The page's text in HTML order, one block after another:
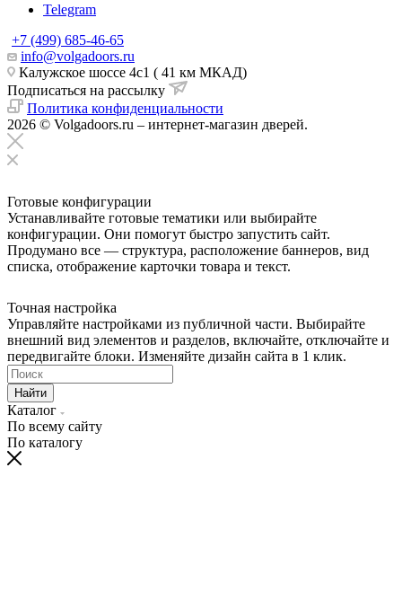
Telegram
+7 (499) 685-46-65
info@volgadoors.ru
Калужское шоссе 4с1 ( 41 км МКАД)
Подписаться на рассылку
Политика конфиденциальности
2026 © Volgadoors.ru – интернет-магазин дверей.
Готовые конфигурации
Устанавливайте готовые тематики или выбирайте
конфигурации. Они помогут быстро запустить сайт.
Продумано все — структура, расположение баннеров, вид
списка, отображение карточки товара и текст.
Точная настройка
Управляйте настройками из публичной части. Выбирайте
внешний вид элементов и разделов, включайте, отключайте и
передвигайте блоки. Изменяйте дизайн сайта в 1 клик.
Найти
Каталог
По всему сайту
По каталогу